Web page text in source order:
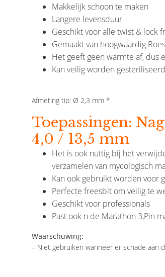
Makkelijk schoon te maken
Langere levensduur
Geschikt voor alle twist & lock
Gemaakt van hoogwaardig
Het geeft geen warmte af, dus
Kan veilig worden
Afmeting tip: Ø 2,3 mm *
Toepassingen:
4,0 / 13,5 mm
Het is ook nuttig bij het
verzamelen van mycologisch
Kan ook gebruikt worden voor
Perfecte freesbit om veilig te
Geschikt voor professionals
Past ook n de Marathon 3,Pin
Waarschuwing:
– Niet gebruiken wanneer er schade aan
La
Rose
€9,90